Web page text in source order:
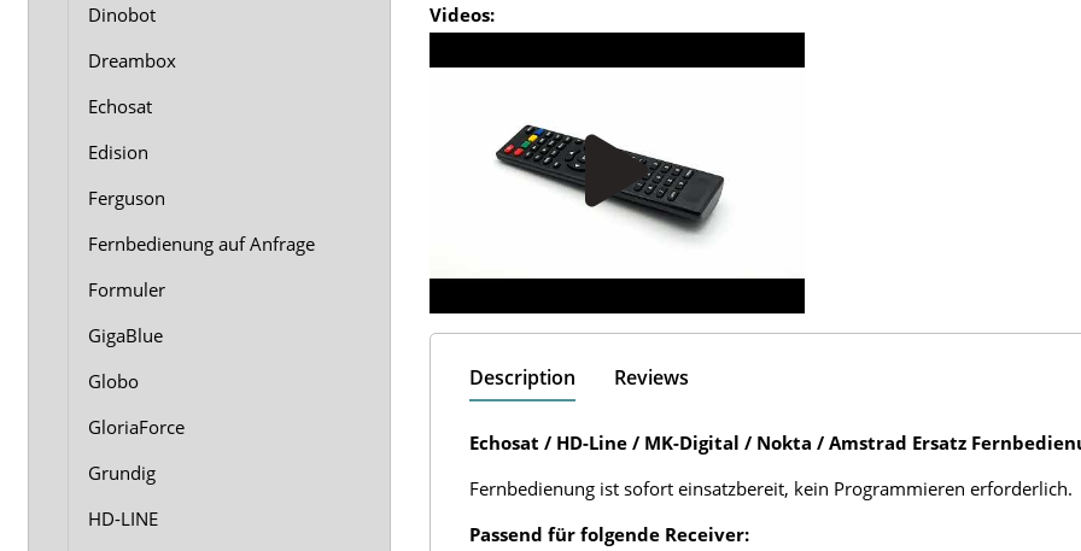
Videos:
Description Reviews
Echosat / HD-Line / MK-Digital / Nokta / Amstrad Ersatz
Fernbedienung ist sofort einsatzbereit, kein Programmieren erforderlich.
Passend für folgende Receiver:
Dinobot
Dreambox
Echosat
Edision
Ferguson
Fernbedienung auf Anfrage
Formuler
GigaBlue
Globo
GloriaForce
Grundig
HD-LINE